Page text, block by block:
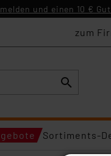
und einen 10 €
zum
Sortiments-